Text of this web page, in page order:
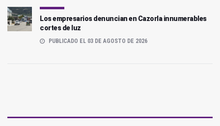
Los empresarios denuncian en Cazorla innumerables
cortes de luz
PUBLICADO EL 03 DE AGOSTO DE 2026